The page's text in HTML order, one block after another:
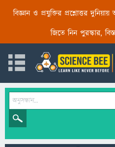
বিজ্ঞান ও প্রযুক্তির প্রশ্নোত্তর
জিতে নিন পুরস্কার,